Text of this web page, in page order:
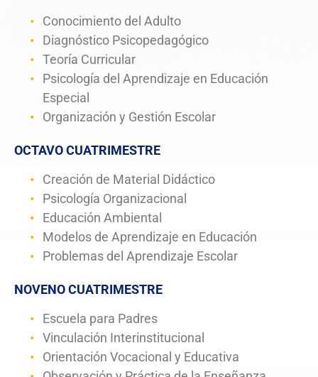
Conocimiento del Adulto
Diagnóstico Psicopedagógico
Teoría Curricular
Psicología del Aprendizaje en Educación
Especial
Organización y Gestión Escolar
OCTAVO CUATRIMESTRE
Creación de Material Didáctico
Psicología Organizacional
Educación Ambiental
Modelos de Aprendizaje en Educación
Problemas del Aprendizaje Escolar
NOVENO CUATRIMESTRE
Escuela para Padres
Vinculación Interinstitucional
Orientación Vocacional y Educativa